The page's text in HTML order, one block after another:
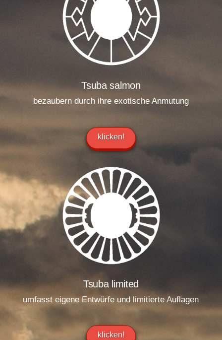
Tsuba salmon
bezaubern durch ihre exotische Anmutung
klicken!
Tsuba limited
umfasst eigene Entwürfe und limitierte Auflagen
klicken!